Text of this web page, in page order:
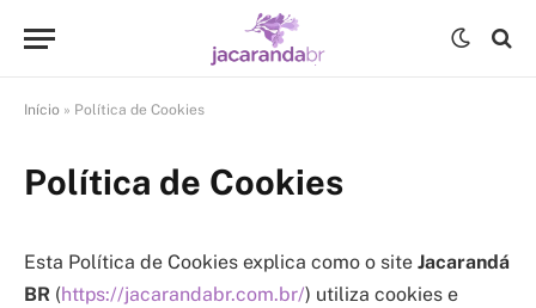
Início » Política de Cookies
Política de Cookies
Esta Política de Cookies explica como o site Jacarandá
BR (https://jacarandabr.com.br/) utiliza cookies e